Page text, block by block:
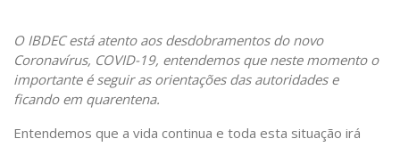
O IBDEC está atento aos desdobramentos do novo
Coronavírus, COVID-19, entendemos que neste momento o
importante é seguir as orientações das autoridades e
ficando em quarentena.
Entendemos que a vida continua e toda esta situação irá